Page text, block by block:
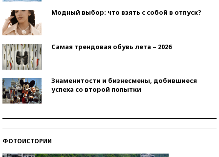
Модный выбор: что взять с собой в отпуск?
Самая трендовая обувь лета – 2026
Знаменитости и бизнесмены, добившиеся
успеха со второй попытки
ФОТОИСТОРИИ